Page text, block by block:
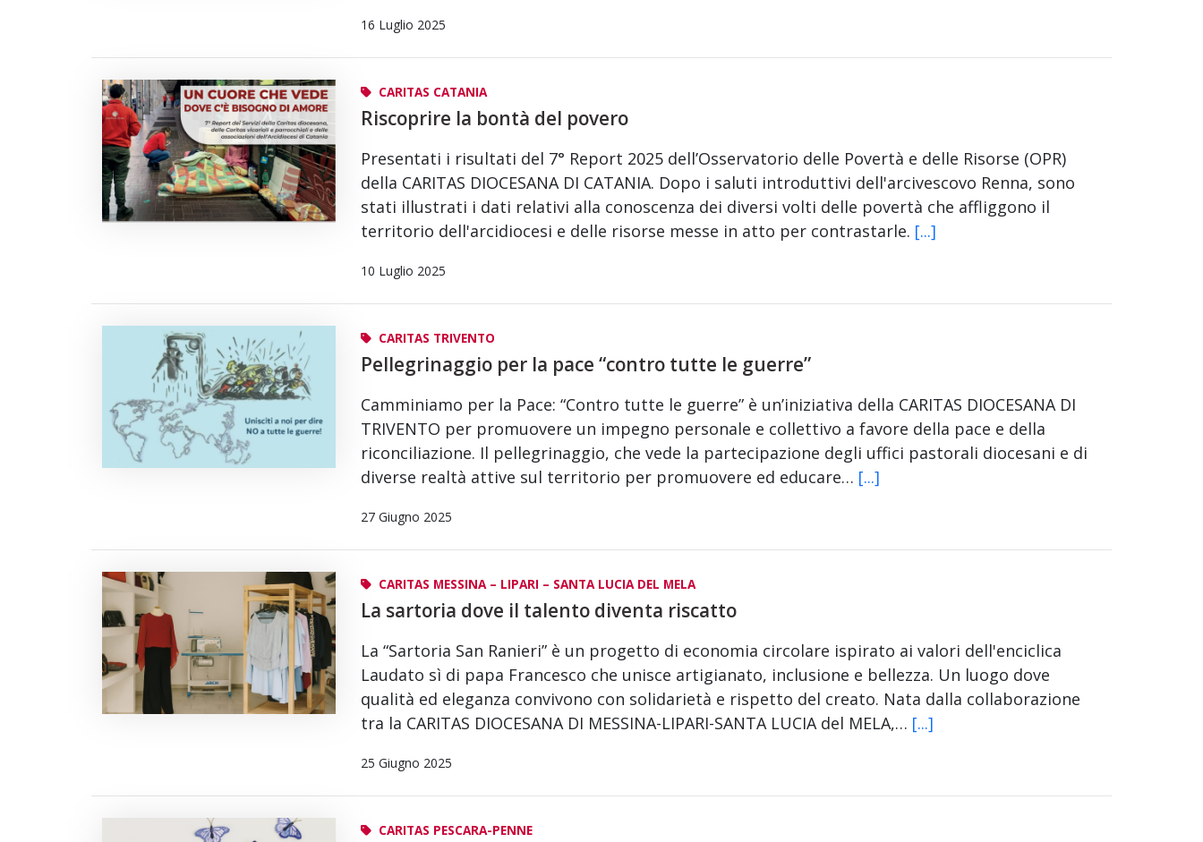
16 Luglio 2025
CARITAS CATANIA
Riscoprire la bontà del povero
Presentati i risultati del 7° Report 2025 dell’Osservatorio delle Povertà e delle Risorse (OPR)
della CARITAS DIOCESANA DI CATANIA. Dopo i saluti introduttivi dell'arcivescovo Renna, sono
stati illustrati i dati relativi alla conoscenza dei diversi volti delle povertà che affliggono il
territorio dell'arcidiocesi e delle risorse messe in atto per contrastarle. [...]
10 Luglio 2025
CARITAS TRIVENTO
Pellegrinaggio per la pace “contro tutte le guerre”
Camminiamo per la Pace: “Contro tutte le guerre” è un’iniziativa della CARITAS DIOCESANA DI
TRIVENTO per promuovere un impegno personale e collettivo a favore della pace e della
riconciliazione. Il pellegrinaggio, che vede la partecipazione degli uffici pastorali diocesani e di
diverse realtà attive sul territorio per promuovere ed educare… [...]
27 Giugno 2025
CARITAS MESSINA – LIPARI – SANTA LUCIA DEL MELA
La sartoria dove il talento diventa riscatto
La “Sartoria San Ranieri” è un progetto di economia circolare ispirato ai valori dell'enciclica
Laudato sì di papa Francesco che unisce artigianato, inclusione e bellezza. Un luogo dove
qualità ed eleganza convivono con solidarietà e rispetto del creato. Nata dalla collaborazione
tra la CARITAS DIOCESANA DI MESSINA-LIPARI-SANTA LUCIA del MELA,… [...]
25 Giugno 2025
CARITAS PESCARA-PENNE